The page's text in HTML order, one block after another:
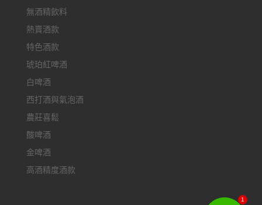
無酒精飲料
熱賣酒款
特色酒款
琥珀紅啤酒
白啤酒
西打酒與氣泡酒
農莊喜鬆
酸啤酒
金啤酒
高酒精度酒款
1